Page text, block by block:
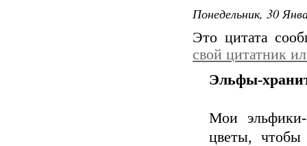
Понедельник, 30
Это цитата
свой цитатник
Эльфы-
Мои
цветы,